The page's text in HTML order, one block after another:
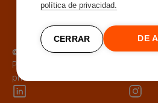
© 1995 - 2026Incentro
Política de
privacidad
política de privacidad.
CERRAR DE